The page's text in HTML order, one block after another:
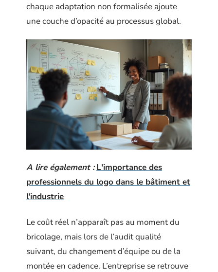
chaque adaptation non formalisée ajoute
une couche d’opacité au processus global.
A lire également : L'importance des
professionnels du logo dans le bâtiment et
l'industrie
Le coût réel n’apparaît pas au moment du
bricolage, mais lors de l’audit qualité
suivant, du changement d’équipe ou de la
montée en cadence. L’entreprise se retrouve